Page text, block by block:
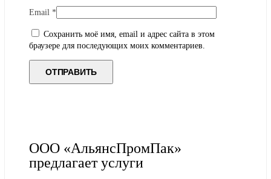
Email *
Сохранить моё имя, email и адрес сайта в этом
браузере для последующих моих комментариев.
ООО «АльянсПромПак»
предлагает услуги